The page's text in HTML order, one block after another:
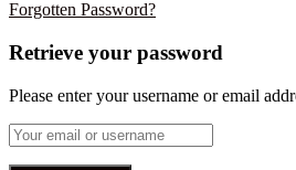
Forgotten Password?
Retrieve your password
Please enter your username or email